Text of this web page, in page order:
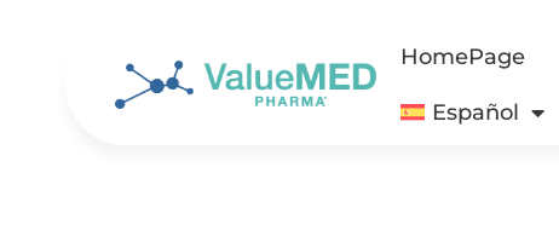
HomePage
Español